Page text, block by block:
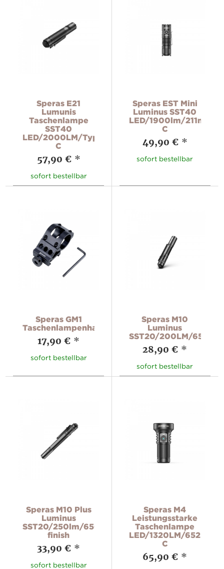
Speras E21
Lumunis
Taschenlampe
SST40
LED/2000LM/Typ
C
57,90 € *
sofort bestellbar
Speras EST Mini
Luminus SST40
LED/1900lm/211m/
C
49,90 € *
sofort bestellbar
Speras GM1
Taschenlampenhalterung
17,90 € *
sofort bestellbar
Speras M10
Luminus
SST20/200LM/6500K
28,90 € *
sofort bestellbar
Speras M10 Plus
Luminus
SST20/250lm/6500K/black
finish
33,90 € *
sofort bestellbar
Speras M4
Leistungsstarke
Taschenlampe
LED/1320LM/652M/
C
65,90 € *